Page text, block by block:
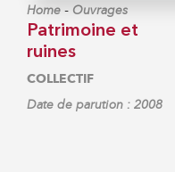
Home - Ouvrages
Patrimoine et
ruines
COLLECTIF
Date de parution : 2008